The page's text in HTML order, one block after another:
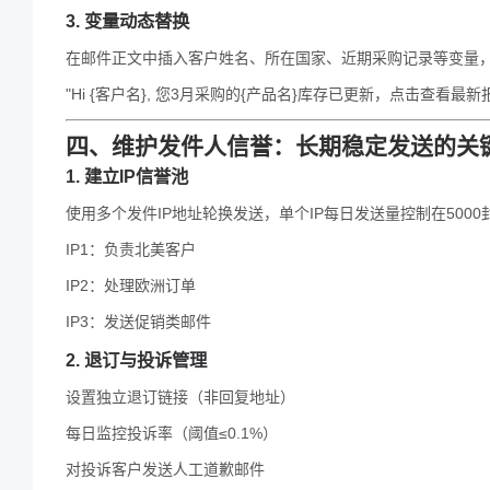
3. 变量动态替换
在邮件正文中插入客户姓名、所在国家、近期采购记录等变量
"Hi {客户名}, 您3月采购的{产品名}库存已更新，点击查看最新
四、维护发件人信誉：长期稳定发送的关
1. 建立IP信誉池
使用多个发件IP地址轮换发送，单个IP每日发送量控制在5000
IP1：负责北美客户
IP2：处理欧洲订单
IP3：发送促销类邮件
2. 退订与投诉管理
设置独立退订链接（非回复地址）
每日监控投诉率（阈值≤0.1%）
对投诉客户发送人工道歉邮件